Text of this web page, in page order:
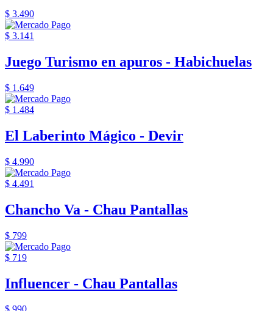
$ 3.490
$ 3.141
Juego Turismo en apuros - Habichuelas
$ 1.649
$ 1.484
El Laberinto Mágico - Devir
$ 4.990
$ 4.491
Chancho Va - Chau Pantallas
$ 799
$ 719
Influencer - Chau Pantallas